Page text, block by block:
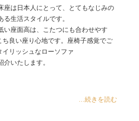
座は日本人にとって、とてもなじみの
る生活スタイルです。
い座面高は、こたつにも合わせやす
ち良い座り心地です。座椅子感覚でご
リッシュなローソファ
介いたします。
...続きを読む